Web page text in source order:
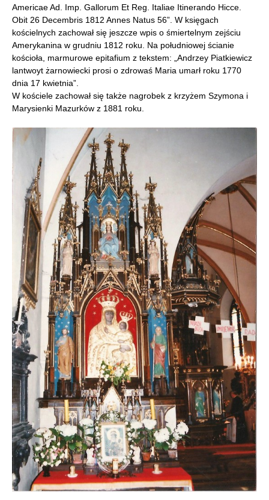
Americae Ad. Imp. Gallorum Et Reg. Italiae Itinerando Hicce.
Obit 26 Decembris 1812 Annes Natus 56”. W księgach
kościelnych zachował się jeszcze wpis o śmiertelnym zejściu
Amerykanina w grudniu 1812 roku. Na południowej ścianie
kościoła, marmurowe epitafium z tekstem: „Andrzey Piatkiewicz
lantwoyt żarnowiecki prosi o zdrowaś Maria umarł roku 1770
dnia 17 kwietnia”.
W kościele zachował się także nagrobek z krzyżem Szymona i
Marysienki Mazurków z 1881 roku.